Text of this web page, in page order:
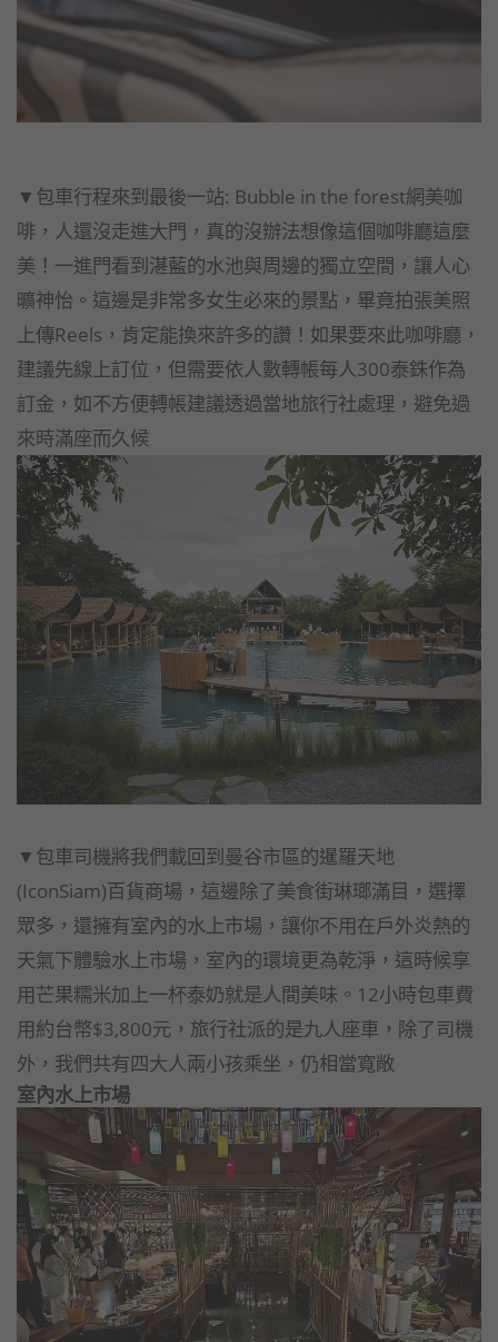
▼包車行程來到最後一站: Bubble in the forest網美咖
啡，人還沒走進大門，真的沒辦法想像這個咖啡廳這麼
美！一進門看到湛藍的水池與周邊的獨立空間，讓人心
曠神怡。這邊是非常多女生必來的景點，畢竟拍張美照
上傳Reels，肯定能換來許多的讚！如果要來此咖啡廳，
建議先線上訂位，但需要依人數轉帳每人300泰銖作為
訂金，如不方便轉帳建議透過當地旅行社處理，避免過
來時滿座而久候
▼包車司機將我們載回到曼谷市區的暹羅天地
(IconSiam)百貨商場，這邊除了美食街琳瑯滿目，選擇
眾多，還擁有室內的水上市場，讓你不用在戶外炎熱的
天氣下體驗水上市場，室內的環境更為乾淨，這時候享
用芒果糯米加上一杯泰奶就是人間美味。12小時包車費
用約台幣$3,800元，旅行社派的是九人座車，除了司機
外，我們共有四大人兩小孩乘坐，仍相當寬敞
室內水上市場